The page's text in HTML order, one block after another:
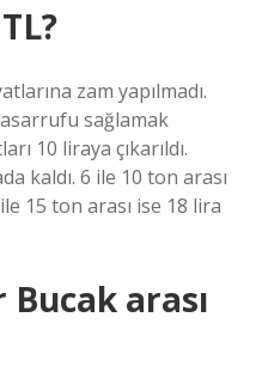
zam yapılmadı.
sağlamak
10 liraya çıkarıldı.
kaldı. 6 ile 10 ton arası
15 ton arası ise 18 lira
arası